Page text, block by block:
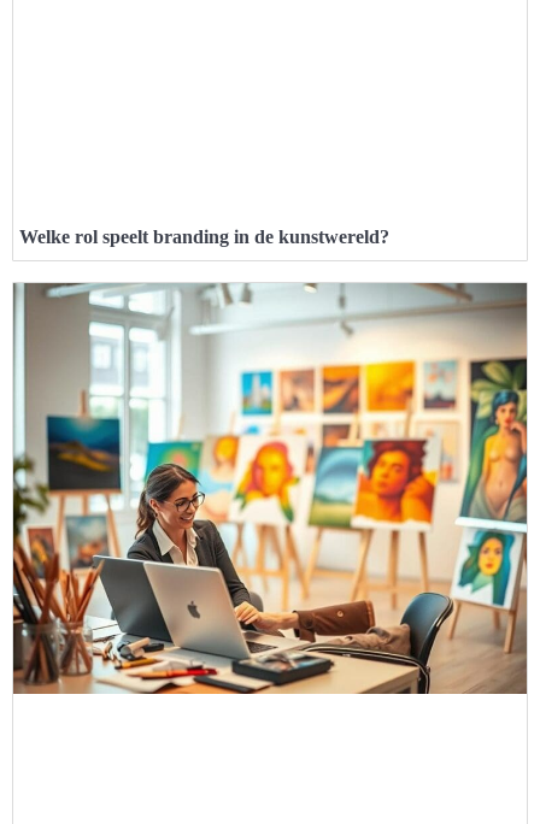
Welke rol speelt branding in de kunstwereld?